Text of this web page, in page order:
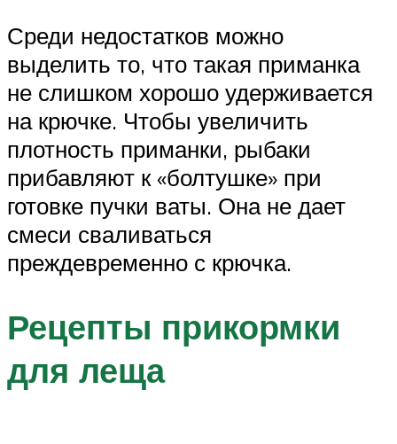
Среди недостатков можно
выделить то, что такая приманка
не слишком хорошо удерживается
на крючке. Чтобы увеличить
плотность приманки, рыбаки
прибавляют к «болтушке» при
готовке пучки ваты. Она не дает
смеси сваливаться
преждевременно с крючка.
Рецепты прикормки
для леща